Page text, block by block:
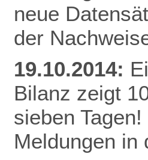
neue
der
19.10.2014:
Bilanz zeigt
sieben
Meldungen in